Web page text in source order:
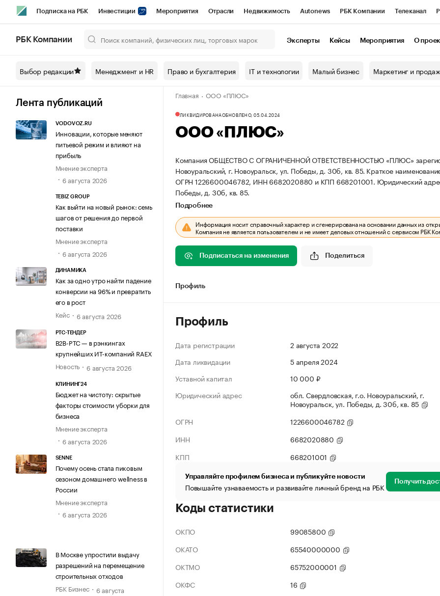
Подписка на РБК Инвестиции Мероприятия Отрасли Недвижимость Autonews РБК Компании Телеканал
Спецпроекты СПб Конференции СПб Спецпроекты Проверка контрагентов
Технологии и медиа Рынок наличной валюты
РБК Компании Эксперты Кейсы Мероприятия О
Выбор редакции Менеджмент и HR Право и бухгалтерия IT и технологии Малый бизнес Маркетинг и
Лента публикаций
VODOVOZ.RU
Инновации, которые меняют
питьевой режим и влияют на
прибыль
Мнение эксперта
6 августа 2026
TEBIZ GROUP
Как выйти на новый рынок: семь
шагов от решения до первой
поставки
Мнение эксперта
6 августа 2026
ДИНАМИКА
Как за одно утро найти падение
конверсии на 96% и превратить
его в рост
Кейс
6 августа 2026
РТС-ТЕНДЕР
В2В-РТС — в рэнкингах
крупнейших ИТ-компаний RAEX
Новость
6 августа 2026
КЛИНИНГ24
Бюджет на чистоту: скрытые
факторы стоимости уборки для
бизнеса
Мнение эксперта
6 августа 2026
SENNE
Почему осень стала пиковым
сезоном домашнего wellness в
России
Мнение эксперта
6 августа 2026
В Москве упростили выдачу
разрешений на перемещение
строительных отходов
РБК Бизнес
6 августа
Главная ООО «ПЛЮС»
ЛИКВИДИРОВАНАОБНОВЛЕНО, 05.04.2024
ООО «ПЛЮС»
Компания ОБЩЕСТВО С ОГРАНИЧЕННОЙ ОТВЕТСТВЕННОСТЬЮ «ПЛЮС»
Новоуральский, г. Новоуральск, ул. Победы, д. 30б, кв. 85. Краткое
ОГРН 1226600046782, ИНН 6682020880 и КПП 668201001. Юридический
Победы, д. 30б, кв. 85.
Подробнее
Информация носит справочный характер и сгенерирована на основании данных из
Компания не является пользователем и не имеет деловых отношений с сервисом РБК
Подписаться на изменения Поделиться
Профиль
Профиль
Дата регистрации
2 августа 2022
Дата ликвидации
5 апреля 2024
Уставной капитал
10 000 ₽
Юридический адрес
обл. Свердловская, г.о. Новоуральский, г.
Новоуральск, ул. Победы, д. 30б, кв. 85
ОГРН
1226600046782
ИНН
6682020880
КПП
668201001
Управляйте профилем бизнеса и публикуйте новости
Повышайте узнаваемость и развивайте личный бренд на РБК Получить
Коды статистики
ОКПО
99085800
ОКАТО
65540000000
ОКТМО
65752000001
ОКФС
16